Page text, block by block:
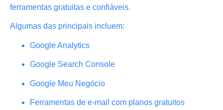
ferramentas gratuitas e confiáveis.
Algumas das principais incluem:
Google Analytics
Google Search Console
Google Meu Negócio
Ferramentas de e-mail com planos gratuitos